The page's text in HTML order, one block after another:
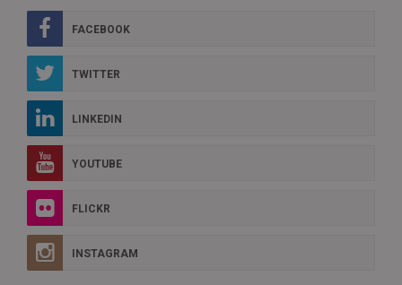
FACEBOOK
TWITTER
LINKEDIN
YOUTUBE
FLICKR
INSTAGRAM